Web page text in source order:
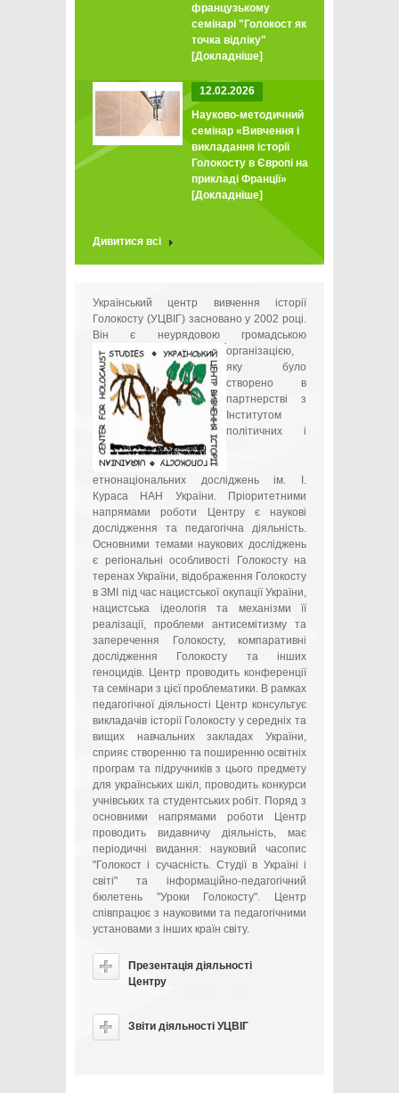
французькому
семінарі "Голокост як
точка відліку"
[Докладніше]
12.02.2026
Науково-методичний
семінар «Вивчення і
викладання історії
Голокосту в Європі на
прикладі Франції»
[Докладніше]
Дивитися всі
Український центр вивчення історії
Голокосту (УЦВІГ) засновано у 2002 році.
Він є неурядовою громадською
організацією,
яку було
створено в
партнерстві з
Інститутом
політичних і
етнонаціональних досліджень ім. І.
Кураса НАН України. Пріоритетними
напрямами роботи Центру є наукові
дослідження та педагогічна діяльність.
Основними темами наукових досліджень
є регіональні особливості Голокосту на
теренах України, відображення Голокосту
в ЗМІ під час нацистської окупації України,
нацистська ідеологія та механізми її
реалізації, проблеми антисемітизму та
заперечення Голокосту, компаративні
дослідження Голокосту та інших
геноцидів. Центр проводить конференції
та семінари з цієї проблематики. В рамках
педагогічної діяльності Центр консультує
викладачів історії Голокосту у середніх та
вищих навчальних закладах України,
сприяє створенню та поширенню освітніх
програм та підручників з цього предмету
для українських шкіл, проводить конкурси
учнівських та студентських робіт. Поряд з
основними напрямами роботи Центр
проводить видавничу діяльність, має
періодичні видання: науковий часопис
"Голокост і сучасність. Cтудії в Україні і
світі" та інформаційно-педагогічний
бюлетень "Уроки Голокосту". Центр
співпрацює з науковими та педагогічними
установами з інших країн світу.
Презентація діяльності
Центру
Звіти діяльності УЦВІГ